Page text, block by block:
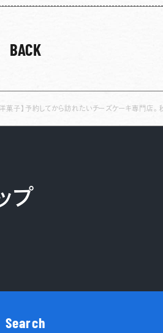
BACK
洋菓子】予約してから訪れたいチーズケーキ専門店
プ
Search